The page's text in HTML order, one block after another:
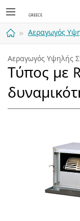
σελίδα
Αεραγωγός
Αεραγωγός Υψηλής
Τύπος με